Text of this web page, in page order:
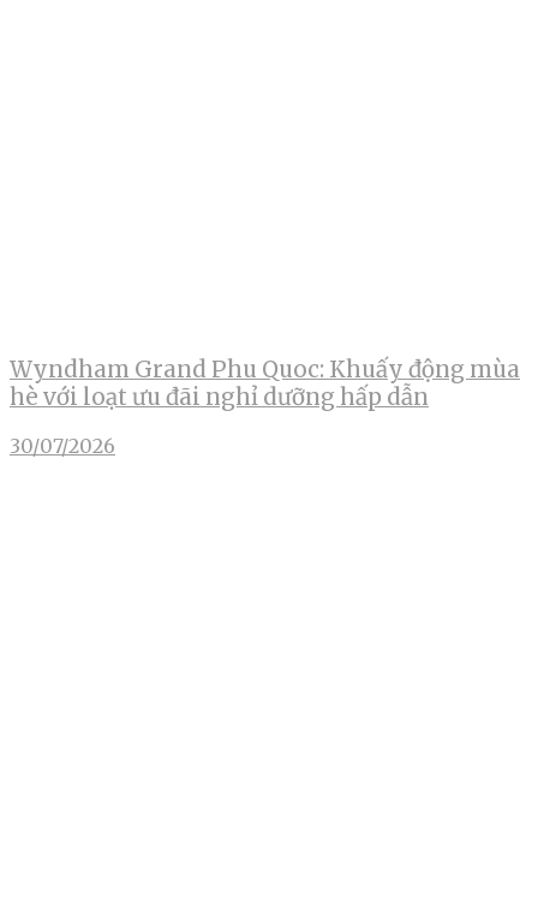
Wyndham Grand Phu Quoc: Khuấy động mùa
hè với loạt ưu đãi nghỉ dưỡng hấp dẫn
30/07/2026